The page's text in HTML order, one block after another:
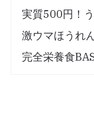
実質500円！
激ウマほうれ
完全栄養食